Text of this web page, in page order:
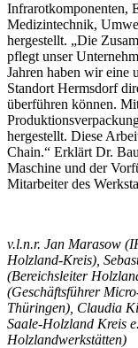
Infrarotkomponenten,
Medizintechnik,
hergestellt. „Die
pflegt unser
Jahren haben wir eine
Standort Hermsdorf
überführen können.
hergestellt. Diese
Chain.“ Erklärt Dr.
Maschine und der
Mitarbeiter des
v.l.n.r. Jan Marasow
Holzland-Kreis),
(Bereichsleiter
(Geschäftsführer
Thüringen), Claudia
Saale-Holzland Kreis
Holzlandwerkstätten)